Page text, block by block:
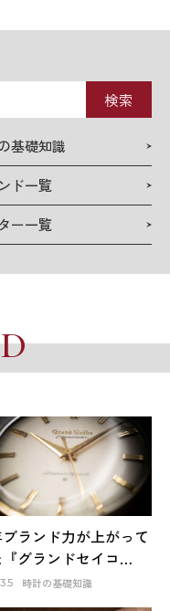
基礎知識
ド一覧
ー一覧
ランド力が上がって
グランドセイコ
そのファーストモデ
時計の基礎知識